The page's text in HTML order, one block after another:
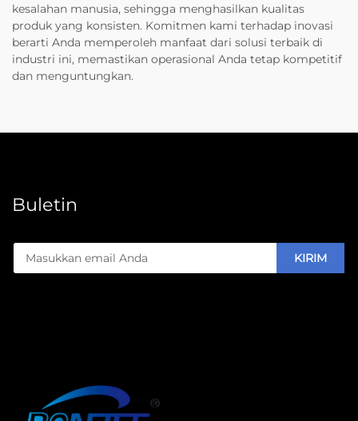
kesalahan manusia, sehingga menghasilkan kualitas
produk yang konsisten. Komitmen kami terhadap inovasi
berarti Anda memperoleh manfaat dari solusi terbaik di
industri ini, memastikan operasional Anda tetap kompetitif
dan menguntungkan.
Buletin
KIRIM